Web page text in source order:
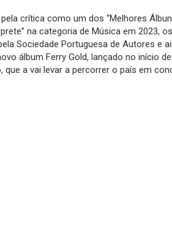
crítica como um dos “Melhores
na categoria de Música em 2023,
Sociedade Portuguesa de Autores e
álbum Ferry Gold, lançado no início
a vai levar a percorrer o país em